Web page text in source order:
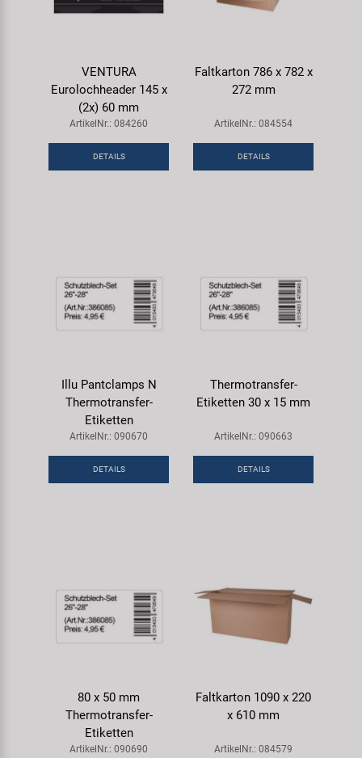
VENTURA
Eurolochheader 145 x
(2x) 60 mm
ArtikelNr.: 084260
DETAILS
Faltkarton 786 x 782 x
272 mm
ArtikelNr.: 084554
DETAILS
Illu Pantclamps N
Thermotransfer-
Etiketten
ArtikelNr.: 090670
DETAILS
Thermotransfer-
Etiketten 30 x 15 mm
ArtikelNr.: 090663
DETAILS
80 x 50 mm
Thermotransfer-
Etiketten
ArtikelNr.: 090690
Faltkarton 1090 x 220
x 610 mm
ArtikelNr.: 084579